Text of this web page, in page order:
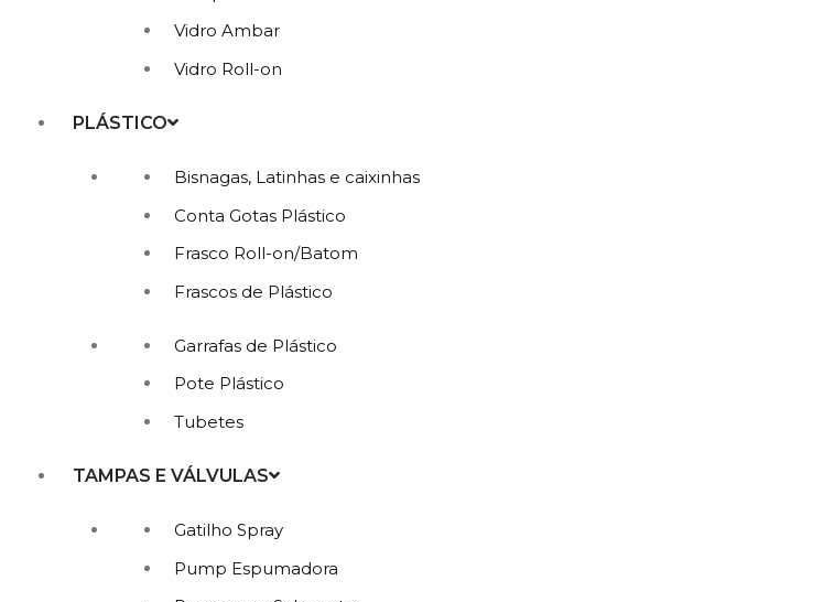
Vidro Ambar
Vidro Roll-on
PLÁSTICO
Bisnagas, Latinhas e caixinhas
Conta Gotas Plástico
Frasco Roll-on/Batom
Frascos de Plástico
Garrafas de Plástico
Pote Plástico
Tubetes
TAMPAS E VÁLVULAS
Gatilho Spray
Pump Espumadora